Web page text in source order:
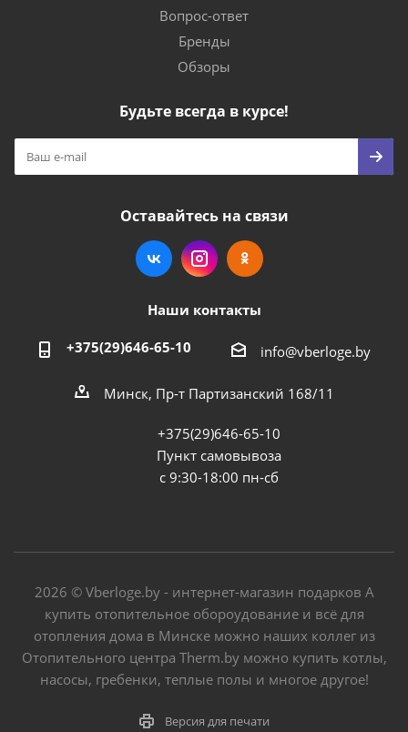
Вопрос-ответ
Бренды
Обзоры
Будьте всегда в курсе!
Оставайтесь на связи
Наши контакты
+375(29)646-65-10 info@vberloge.by
Минск, Пр-т Партизанский 168/11
+375(29)646-65-10
Пункт самовывоза
с 9:30-18:00 пн-сб
2026 © Vberloge.by - интернет-магазин подарков А
купить отопительное обороудование и всё для
отопления дома в Минске можно наших коллег из
Отопительного центра Therm.by можно купить котлы,
насосы, гребенки, теплые полы и многое другое!
Версия для печати